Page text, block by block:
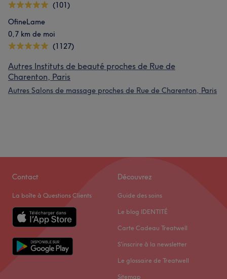
(101)
OfineLame
0,7 km de moi
(1127)
Autres Instituts de beauté proches de Rue de
Charenton, Paris
Autres Salons de massage proches de Rue de Charenton, Paris
Contact
La boîte à Questions Clients
Découvrez
Guide des soins
Le blog IDENTITÉ
Carte Cadeau Treatwell
S'inscrire à la newsletter
Le glossaire de Treatwell
Sitemap